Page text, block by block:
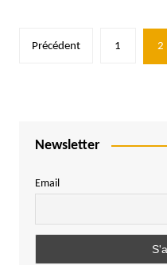
Pagination
Précédent 1 2
Newsletter
Email